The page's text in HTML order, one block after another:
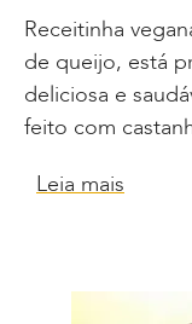
Receitinha
de queijo, está
deliciosa e
feito com
Leia mais